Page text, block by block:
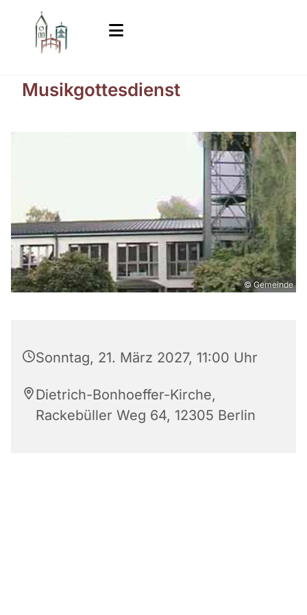
Musikgottesdienst
© Gemeinde
Sonntag, 21. März 2027, 11:00 Uhr
Dietrich-Bonhoeffer-Kirche,
Rackebüller Weg 64, 12305 Berlin